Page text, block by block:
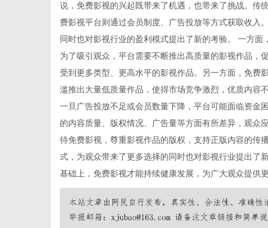
说，免费影视的兴起既带来了机遇，也带来了挑战。传
费影视平台则通过会员制度、广告投放等方式获取收入
同时也对影视行业的盈利模式提出了新的考验。 一方
为了吸引观众，平台需要不断推出高质量的影视作品，
受到更多类型、更高水平的影视作品。另一方面，免费
滥推出大量低质量作品，使得市场竞争激烈，优质内容
一旦广告投放不足或会员数量下降，平台可能面临资金
的内容质量、版权情况、广告量等方面有所差异，观众
待免费影视，尊重影视作品的版权，支持正版内容的传
式，为观众带来了更多选择的同时也对影视行业提出了
基础上，免费影视才能持续健康发展，为广大观众提供